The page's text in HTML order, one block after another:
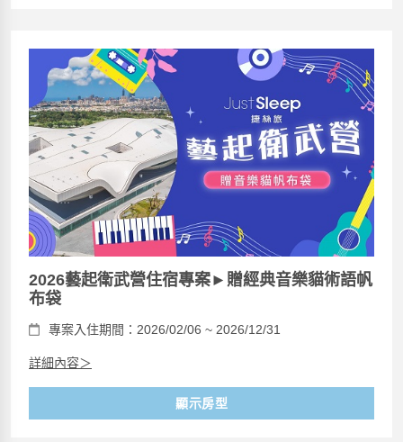
2026藝起衛武營住宿專案►贈經典音樂貓術語帆
布袋
專案入住期間：2026/02/06 ~ 2026/12/31
詳細內容＞
顯示房型